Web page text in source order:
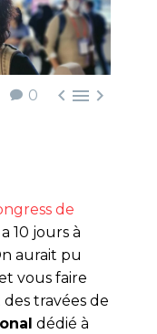
0   
de
10 jours à
aurait pu
vous faire
travées de
dédié à